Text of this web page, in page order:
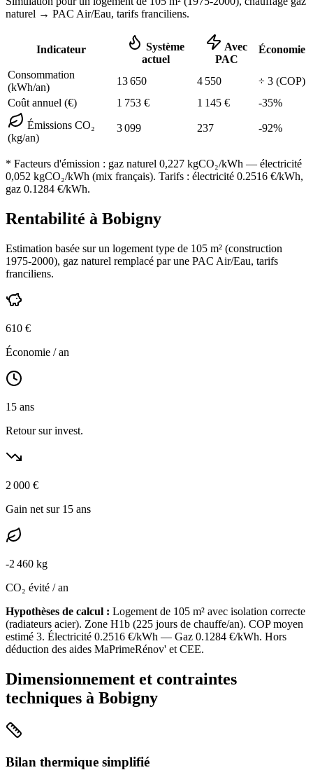
naturel → PAC Air/Eau, tarifs franciliens.
Indicateur
Système
actuel
Avec
PAC
Économie
Consommation
(kWh/an)
13 650 4 550 ÷ 3 (COP)
Coût annuel (€)
1 753 € 1 145 € -35%
Émissions CO₂
(kg/an)
3 099 237 -92%
* Facteurs d'émission : gaz naturel 0,227 kgCO₂/kWh — électricité
0,052 kgCO₂/kWh (mix français). Tarifs : électricité 0.2516 €/kWh,
gaz 0.1284 €/kWh.
Rentabilité à Bobigny
Estimation basée sur un logement type de 105 m² (construction
1975-2000), gaz naturel remplacé par une PAC Air/Eau, tarifs
franciliens.
610 €
Économie / an
15 ans
Retour sur invest.
2 000 €
Gain net sur 15 ans
-2 460 kg
CO₂ évité / an
Hypothèses de calcul : Logement de 105 m² avec isolation correcte
(radiateurs acier). Zone H1b (225 jours de chauffe/an). COP moyen
estimé 3. Électricité 0.2516 €/kWh — Gaz 0.1284 €/kWh. Hors
déduction des aides MaPrimeRénov' et CEE.
Dimensionnement et contraintes
techniques à Bobigny
Bilan thermique simplifié